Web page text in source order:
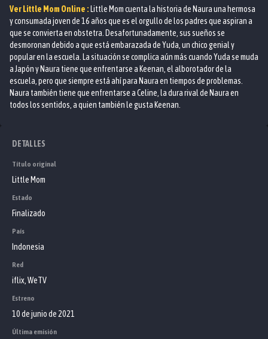
Ver Little MomOnline : Little Mom cuenta la historia de Naura una hermosa
y consumada joven de 16 años que es el orgullo de los padres que aspiran a
que se convierta en obstetra. Desafortunadamente, sus sueños se
desmoronan debido a que está embarazada de Yuda, un chico genial y
popular en la escuela. La situación se complica aún más cuando Yuda se muda
a Japón y Naura tiene que enfrentarse a Keenan, el alborotador de la
escuela, pero que siempre está ahí para Naura en tiempos de problemas.
Naura también tiene que enfrentarse a Celine, la dura rival de Naura en
todos los sentidos, a quien también le gusta Keenan.
DETALLES
Título original
Little Mom
Estado
Finalizado
País
Indonesia
Red
iflix, WeTV
Estreno
10 de junio de 2021
Última emisión